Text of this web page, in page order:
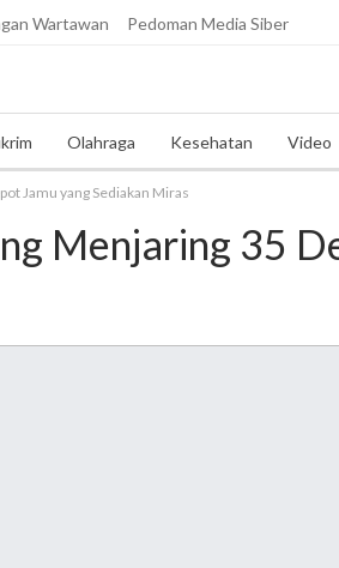
Wartawan Pedoman Media Siber
Olahraga Kesehatan Video
Jamu yang Sediakan Miras
Menjaring 35